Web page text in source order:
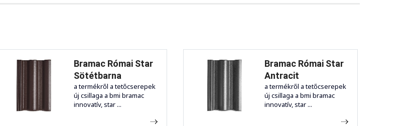
Bramac Római Star
Sötétbarna
a termékről a tetőcserepek
új csillaga a bmi bramac
innovatív, star ...
Bramac Római Star
Antracit
a termékről a tetőcserepek
új csillaga a bmi bramac
innovatív, star ...